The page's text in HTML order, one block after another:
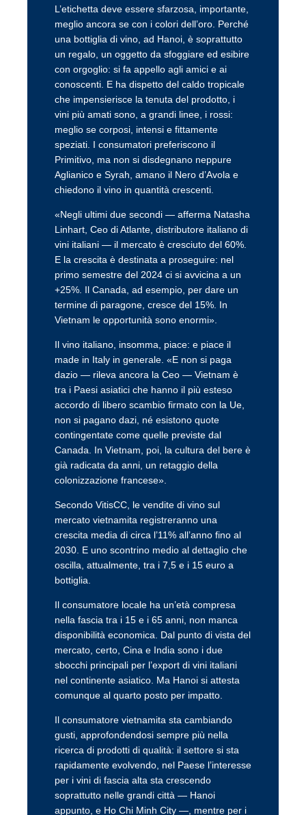
L’etichetta deve essere sfarzosa, importante,
meglio ancora se con i colori dell’oro. Perché
una bottiglia di vino, ad Hanoi, è soprattutto
un regalo, un oggetto da sfoggiare ed esibire
con orgoglio: si fa appello agli amici e ai
conoscenti. E ha dispetto del caldo tropicale
che impensierisce la tenuta del prodotto, i
vini più amati sono, a grandi linee, i rossi:
meglio se corposi, intensi e fittamente
speziati. I consumatori preferiscono il
Primitivo, ma non si disdegnano neppure
Aglianico e Syrah, amano il Nero d’Avola e
chiedono il vino in quantità crescenti.
«Negli ultimi due secondi — afferma Natasha
Linhart, Ceo di Atlante, distributore italiano di
vini italiani — il mercato è cresciuto del 60%.
E la crescita è destinata a proseguire: nel
primo semestre del 2024 ci si avvicina a un
+25%. Il Canada, ad esempio, per dare un
termine di paragone, cresce del 15%. In
Vietnam le opportunità sono enormi».
Il vino italiano, insomma, piace: e piace il
made in Italy in generale. «E non si paga
dazio — rileva ancora la Ceo — Vietnam è
tra i Paesi asiatici che hanno il più esteso
accordo di libero scambio firmato con la Ue,
non si pagano dazi, né esistono quote
contingentate come quelle previste dal
Canada. In Vietnam, poi, la cultura del bere è
già radicata da anni, un retaggio della
colonizzazione francese».
Secondo VitisCC, le vendite di vino sul
mercato vietnamita registreranno una
crescita media di circa l’11% all’anno fino al
2030. E uno scontrino medio al dettaglio che
oscilla, attualmente, tra i 7,5 e i 15 euro a
bottiglia.
Il consumatore locale ha un’età compresa
nella fascia tra i 15 e i 65 anni, non manca
disponibilità economica. Dal punto di vista del
mercato, certo, Cina e India sono i due
sbocchi principali per l’export di vini italiani
nel continente asiatico. Ma Hanoi si attesta
comunque al quarto posto per impatto.
Il consumatore vietnamita sta cambiando
gusti, approfondendosi sempre più nella
ricerca di prodotti di qualità: il settore si sta
rapidamente evolvendo, nel Paese l’interesse
per i vini di fascia alta sta crescendo
soprattutto nelle grandi città — Hanoi
appunto, e Ho Chi Minh City —, mentre per i